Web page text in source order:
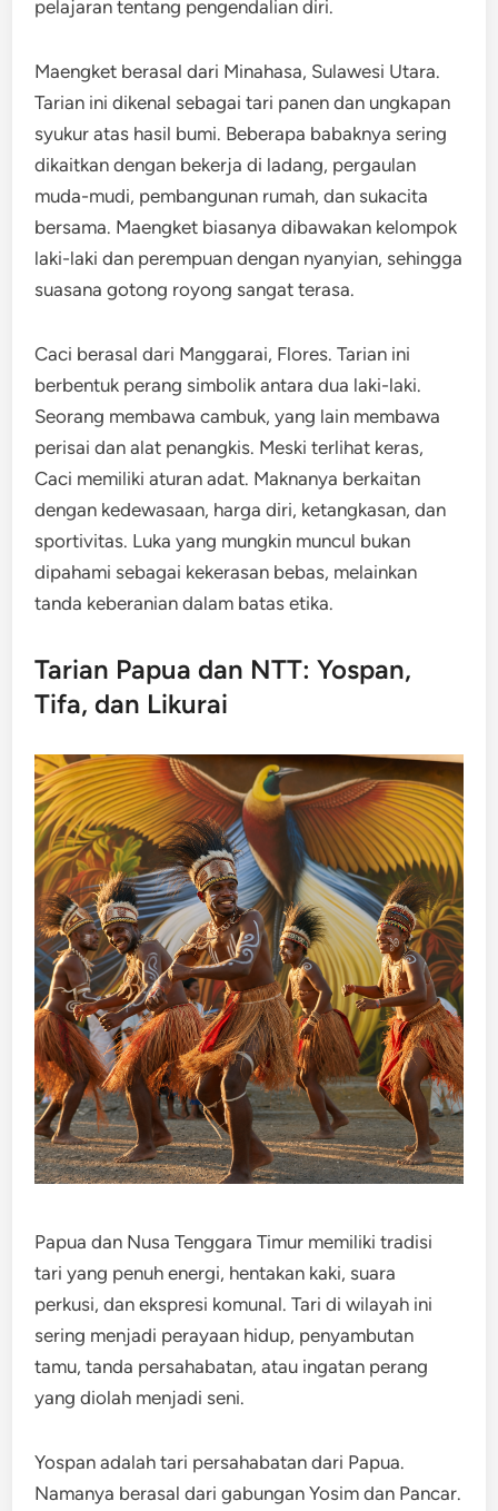
pelajaran tentang pengendalian diri.
Maengket berasal dari Minahasa, Sulawesi Utara.
Tarian ini dikenal sebagai tari panen dan ungkapan
syukur atas hasil bumi. Beberapa babaknya sering
dikaitkan dengan bekerja di ladang, pergaulan
muda-mudi, pembangunan rumah, dan sukacita
bersama. Maengket biasanya dibawakan kelompok
laki-laki dan perempuan dengan nyanyian, sehingga
suasana gotong royong sangat terasa.
Caci berasal dari Manggarai, Flores. Tarian ini
berbentuk perang simbolik antara dua laki-laki.
Seorang membawa cambuk, yang lain membawa
perisai dan alat penangkis. Meski terlihat keras,
Caci memiliki aturan adat. Maknanya berkaitan
dengan kedewasaan, harga diri, ketangkasan, dan
sportivitas. Luka yang mungkin muncul bukan
dipahami sebagai kekerasan bebas, melainkan
tanda keberanian dalam batas etika.
Tarian Papua dan NTT: Yospan,
Tifa, dan Likurai
Papua dan Nusa Tenggara Timur memiliki tradisi
tari yang penuh energi, hentakan kaki, suara
perkusi, dan ekspresi komunal. Tari di wilayah ini
sering menjadi perayaan hidup, penyambutan
tamu, tanda persahabatan, atau ingatan perang
yang diolah menjadi seni.
Yospan adalah tari persahabatan dari Papua.
Namanya berasal dari gabungan Yosim dan Pancar.